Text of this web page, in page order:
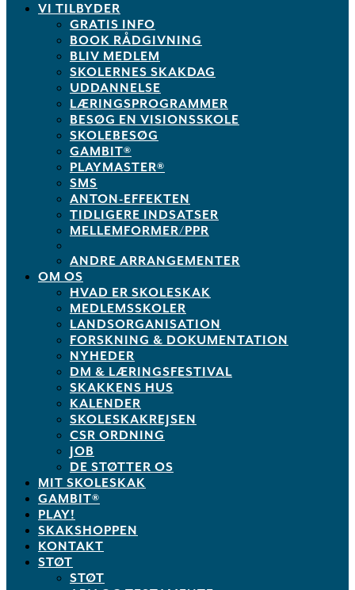
VI TILBYDER
GRATIS INFO
BOOK RÅDGIVNING
BLIV MEDLEM
SKOLERNES SKAKDAG
UDDANNELSE
LÆRINGSPROGRAMMER
BESØG EN VISIONSSKOLE
SKOLEBESØG
GAMBIT®
PLAYMASTER®
SMS
ANTON-EFFEKTEN
TIDLIGERE INDSATSER
MELLEMFORMER/PPR
ANDRE ARRANGEMENTER
OM OS
HVAD ER SKOLESKAK
MEDLEMSSKOLER
LANDSORGANISATION
FORSKNING & DOKUMENTATION
NYHEDER
DM & LÆRINGSFESTIVAL
SKAKKENS HUS
KALENDER
SKOLESKAKREJSEN
CSR ORDNING
JOB
DE STØTTER OS
MIT SKOLESKAK
GAMBIT®
PLAY!
SKAKSHOPPEN
KONTAKT
STØT
STØT